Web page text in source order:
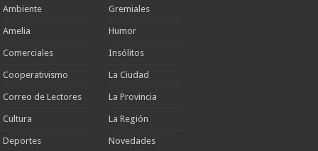
Ambiente
Amelia
Comerciales
Cooperativismo
Correo de Lectores
Cultura
Deportes
Gremiales
Humor
Insólitos
La Ciudad
La Provincia
La Región
Novedades